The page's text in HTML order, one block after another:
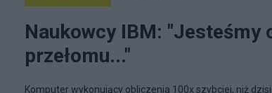
Naukowcy IBM: "Jesteśmy
przełomu..."
Komputer wykonujący obliczenia 100x szybciej, niż